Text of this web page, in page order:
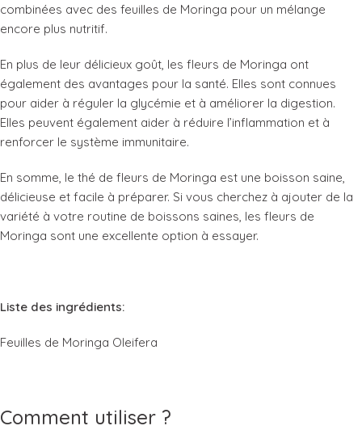
combinées avec des feuilles de Moringa pour un mélange
encore plus nutritif.
En plus de leur délicieux goût, les fleurs de Moringa ont
également des avantages pour la santé. Elles sont connues
pour aider à réguler la glycémie et à améliorer la digestion.
Elles peuvent également aider à réduire l’inflammation et à
renforcer le système immunitaire.
En somme, le thé de fleurs de Moringa est une boisson saine,
délicieuse et facile à préparer. Si vous cherchez à ajouter de la
variété à votre routine de boissons saines, les fleurs de
Moringa sont une excellente option à essayer.
Liste des ingrédients:
Feuilles de Moringa Oleifera
Comment utiliser ?